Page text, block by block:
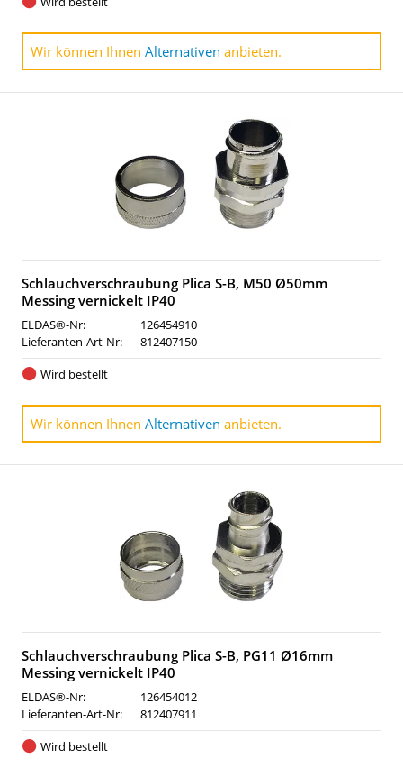
Wir können Ihnen Alternativen anbieten.
Schlauchverschraubung Plica S-B, M50 Ø50mm
Messing vernickelt IP40
ELDAS®-Nr:
126454910
Lieferanten-Art-Nr:
812407150
Wird bestellt
Wir können Ihnen Alternativen anbieten.
Schlauchverschraubung Plica S-B, PG11 Ø16mm
Messing vernickelt IP40
ELDAS®-Nr:
126454012
Lieferanten-Art-Nr:
812407911
Wird bestellt